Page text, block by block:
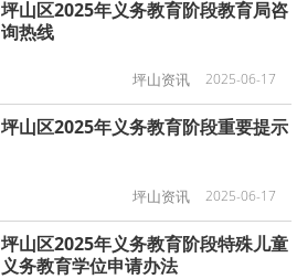
坪山区2025年义务教育阶段教育局咨
询热线
坪山资讯 2025-06-17
坪山区2025年义务教育阶段重要提示
坪山资讯 2025-06-17
坪山区2025年义务教育阶段特殊儿童
义务教育学位申请办法